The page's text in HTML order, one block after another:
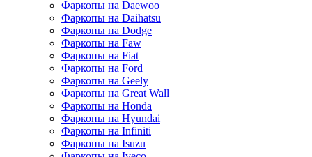
Фаркопы на Daewoo
Фаркопы на Daihatsu
Фаркопы на Dodge
Фаркопы на Faw
Фаркопы на Fiat
Фаркопы на Ford
Фаркопы на Geely
Фаркопы на Great Wall
Фаркопы на Honda
Фаркопы на Hyundai
Фаркопы на Infiniti
Фаркопы на Isuzu